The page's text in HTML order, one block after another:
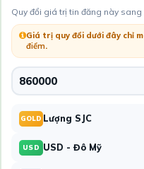
Quy đổi giá trị tin đăng này
Giá trị quy đổi dưới đây chỉ
điểm.
GOLD Lượng SJC
USD USD - Đô Mỹ